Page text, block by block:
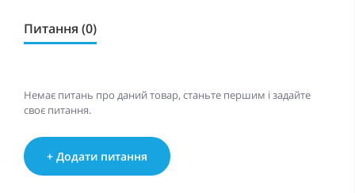
Питання (0)
Немає питань про даний товар, станьте першим і задайте
своє питання.
+ Додати питання